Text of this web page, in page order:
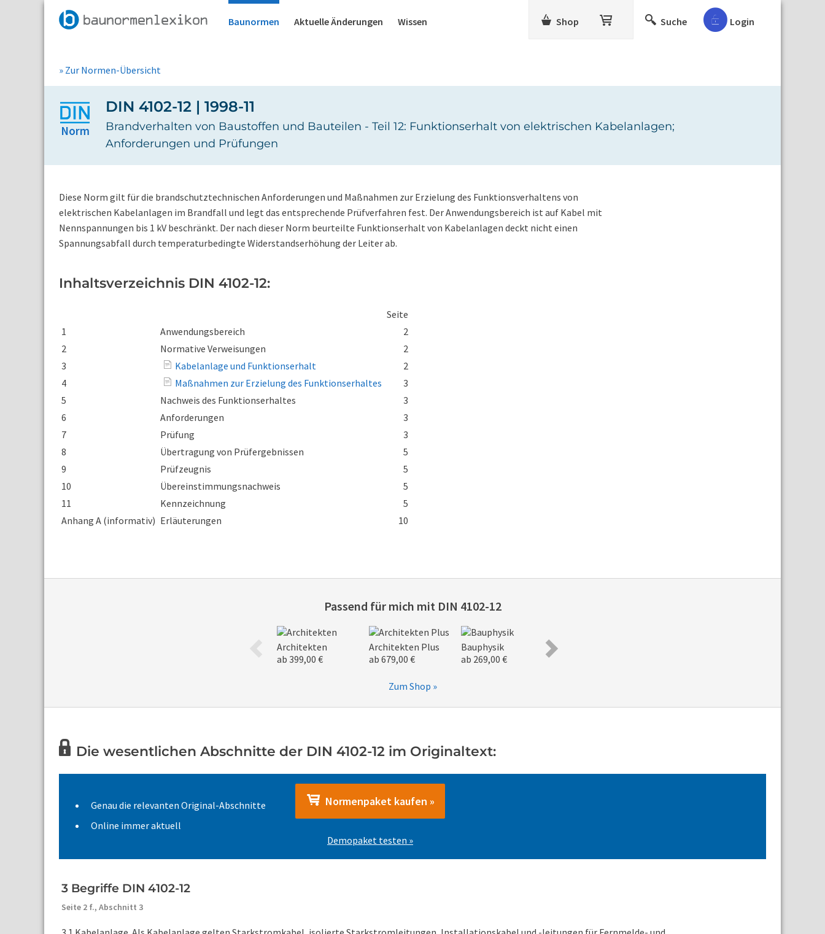
Baunormen Aktuelle Änderungen Wissen Shop Suche Login
» Zur Normen-Übersicht
Norm
DIN 4102-12 | 1998-11
Brandverhalten von Baustoffen und Bauteilen - Teil 12: Funktionserhalt von elektrischen Kabelanlagen;
Anforderungen und Prüfungen
Diese Norm gilt für die brandschutztechnischen Anforderungen und Maßnahmen zur Erzielung des Funktionsverhaltens von
elektrischen Kabelanlagen im Brandfall und legt das entsprechende Prüfverfahren fest. Der Anwendungsbereich ist auf Kabel mit
Nennspannungen bis 1 kV beschränkt. Der nach dieser Norm beurteilte Funktionserhalt von Kabelanlagen deckt nicht einen
Spannungsabfall durch temperaturbedingte Widerstandserhöhung der Leiter ab.
Inhaltsverzeichnis DIN 4102-12:
Seite
1
Anwendungsbereich
2
2
Normative Verweisungen
2
3
Kabelanlage und Funktionserhalt
2
4
Maßnahmen zur Erzielung des Funktionserhaltes
3
5
Nachweis des Funktionserhaltes
3
6
Anforderungen
3
7
Prüfung
3
8
Übertragung von Prüfergebnissen
5
9
Prüfzeugnis
5
10
Übereinstimmungsnachweis
5
11
Kennzeichnung
5
Anhang A (informativ) Erläuterungen 10
Passend für mich mit DIN 4102-12
Architekten
ab 399,00 €
Architekten Plus
ab 679,00 €
Bauphysik
ab 269,00 €
Zum Shop »
Die wesentlichen Abschnitte der DIN 4102-12 im Originaltext:
Genau die relevanten Original-Abschnitte
Online immer aktuell
Normenpaket kaufen »
Demopaket testen »
3 Begriffe DIN 4102-12
Seite 2 f., Abschnitt 3